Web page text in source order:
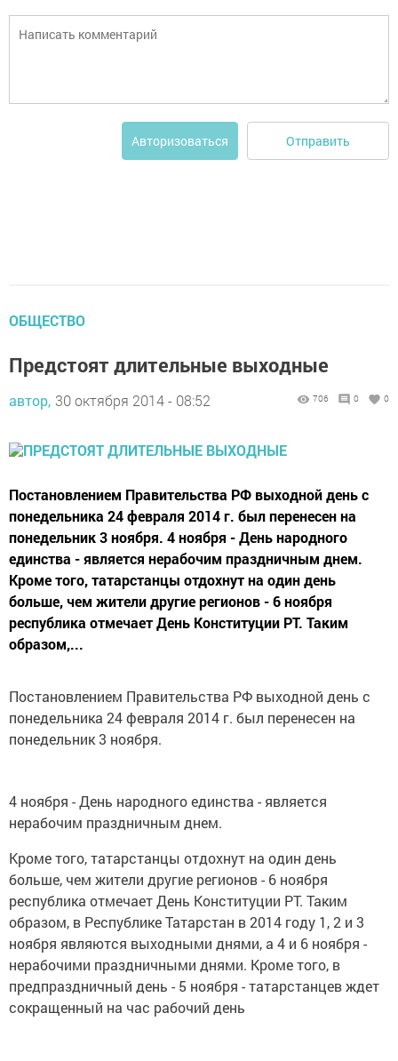
Авторизоваться Отправить
ОБЩЕСТВО
Предстоят длительные выходные
автор, 30 октября 2014 - 08:52 706 0 0
Постановлением Правительства РФ выходной день с
понедельника 24 февраля 2014 г. был перенесен на
понедельник 3 ноября. 4 ноября - День народного
единства - является нерабочим праздничным днем.
Кроме того, татарстанцы отдохнут на один день
больше, чем жители другие регионов - 6 ноября
республика отмечает День Конституции РТ. Таким
образом,...
Постановлением Правительства РФ выходной день с
понедельника 24 февраля 2014 г. был перенесен на
понедельник 3 ноября.
4 ноября - День народного единства - является
нерабочим праздничным днем.
Кроме того, татарстанцы отдохнут на один день
больше, чем жители другие регионов - 6 ноября
республика отмечает День Конституции РТ. Таким
образом, в Республике Татарстан в 2014 году 1, 2 и 3
ноября являются выходными днями, а 4 и 6 ноября -
нерабочими праздничными днями. Кроме того, в
предпраздничный день - 5 ноября - татарстанцев ждет
сокращенный на час рабочий день